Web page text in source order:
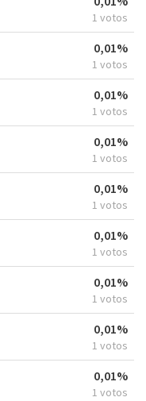
1 votos
0,01%
1 votos
0,01%
1 votos
0,01%
1 votos
0,01%
1 votos
0,01%
1 votos
0,01%
1 votos
0,01%
1 votos
0,01%
1 votos